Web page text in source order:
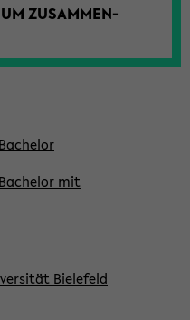
ZUSAMMEN­
mit
Bielefeld